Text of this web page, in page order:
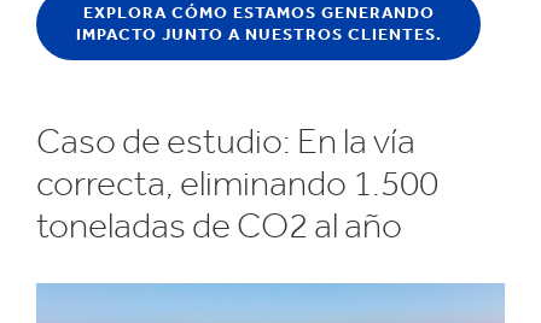
EXPLORA CÓMO ESTAMOS GENERANDO
IMPACTO JUNTO A NUESTROS CLIENTES.
Caso de estudio: En la vía
correcta, eliminando 1.500
toneladas de CO2 al año